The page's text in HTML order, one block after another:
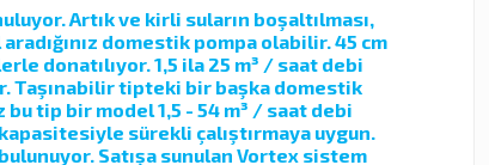
Artık ve kirli suların boşaltılması,
domestik pompa olabilir. 45 cm
donatılıyor. 1,5 ila 25 m³ / saat debi
Taşınabilir tipteki bir başka domestik
tip bir model 1,5 - 54 m³ / saat debi
sürekli çalıştırmaya uygun.
Satışa sunulan Vortex sistem